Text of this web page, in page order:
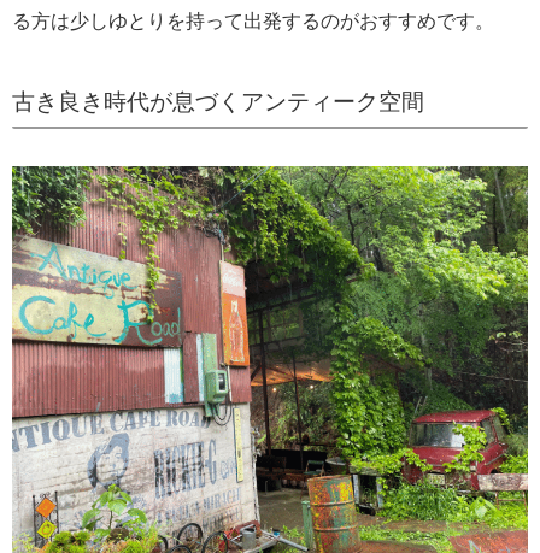
る方は少しゆとりを持って出発するのがおすすめです。
古き良き時代が息づくアンティーク空間